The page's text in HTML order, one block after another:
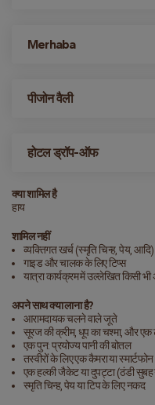
Merhaba
पीजोन वैली
होटल ड्रॉप-ऑफ
क्या शामिल है
हाय
शामिल नहीं
व्यक्तिगत खर्च (स्मृति चिन्ह, पेय, आदि)
गाइड और चालक के लिए टिप्स
यात्रा कार्यक्रम में उल्लेखित किसी भी
अपने साथ क्या लाना है?
आरामदायक चलने वाले जूते
सूरज की क्रीम, धूप का चश्मा, और एक
एक पुन: प्रयोज्य पानी की बोतल
तस्वीरों के लिए एक कैमरा या स्मार्टफोन
एक हल्की जैकेट या दुपट्टा (ठंडी सुबह
स्मृति चिन्ह, पेय या टिप के लिए नकद